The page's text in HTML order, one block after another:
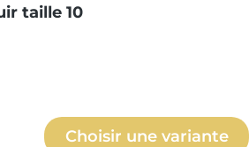
taille 10
: Entrez la
Choisir une variante